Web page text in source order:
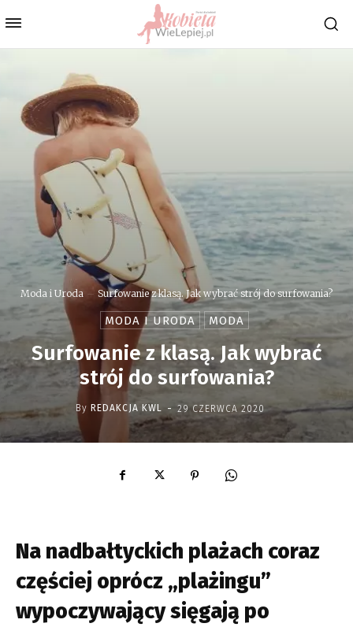
Moda i Uroda Surfowanie z klasą. Jak wybrać strój do surfowania?
MODA I URODA MODA
Surfowanie z klasą. Jak wybrać
strój do surfowania?
By REDAKCJA KWL - 29 CZERWCA 2020
Na nadbałtyckich plażach coraz
częściej oprócz „plażingu”
wypoczywający sięgają po